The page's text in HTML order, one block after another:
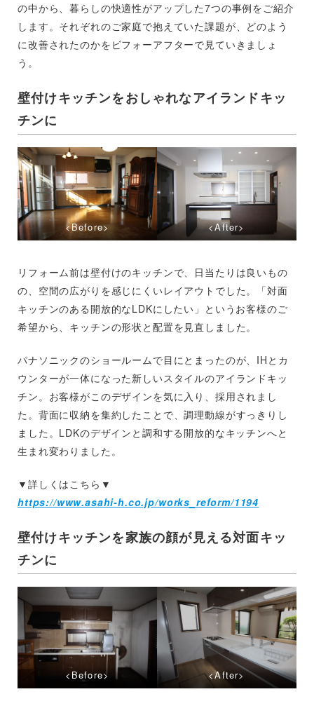
の中から、暮らしの快適性がアップした7つの事例をご紹介
します。それぞれのご家庭で抱えていた課題が、どのよう
に改善されたのかをビフォーアフターで見ていきましょ
う。
壁付けキッチンをおしゃれなアイランドキッ
チンに
<Before> <After>
リフォーム前は壁付けのキッチンで、日当たりは良いもの
の、空間の広がりを感じにくいレイアウトでした。「対面
キッチンのある開放的なLDKにしたい」というお客様のご
希望から、キッチンの形状と配置を見直しました。
パナソニックのショールームで目にとまったのが、IHとカ
ウンターが一体になった新しいスタイルのアイランドキッ
チン。お客様がこのデザインを気に入り、採用されまし
た。背面に収納を集約したことで、調理動線がすっきりし
ました。LDKのデザインと調和する開放的なキッチンへと
生まれ変わりました。
▼詳しくはこちら▼
https://www.asahi-h.co.jp/works_reform/1194
壁付けキッチンを家族の顔が見える対面キッ
チンに
<Before> <After>